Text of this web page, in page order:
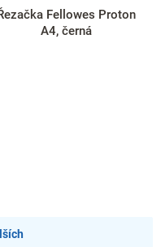
Fellowes Proton
A4, černá